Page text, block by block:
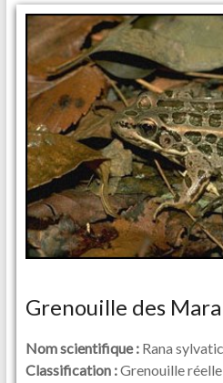
Grenouille des
Nom scientifique :Rana
Classification :Grenouille réelle